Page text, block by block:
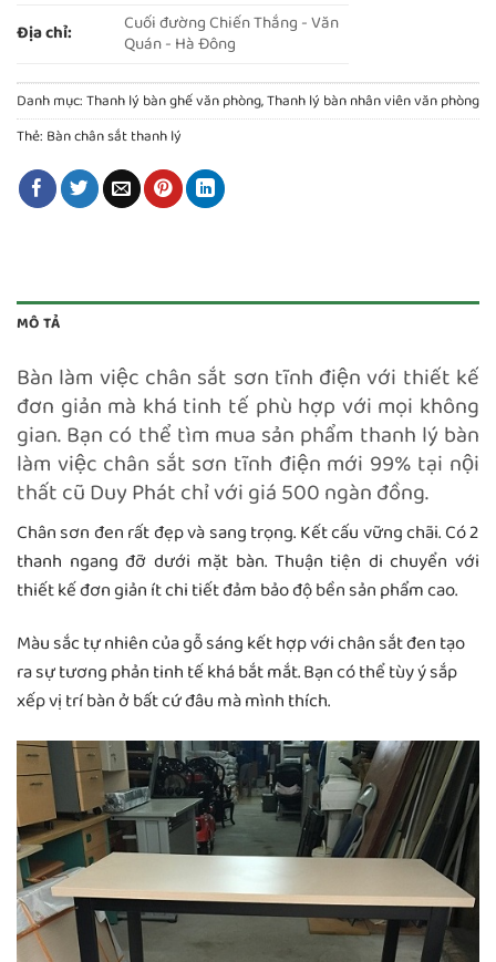
Địa chỉ:
Cuối đường Chiến Thắng - Văn
Quán - Hà Đông
Danh mục:Thanh lý bàn ghế văn phòng,Thanh lý bàn nhân viên văn phòng
Thẻ: Bàn chân sắt thanh lý
MÔ TẢ
Bàn làm việc chân sắt sơn tĩnh điện với thiết kế
đơn giản mà khá tinh tế phù hợp với mọi không
gian. Bạn có thể tìm mua sản phẩm thanh lý bàn
làm việc chân sắt sơn tĩnh điện mới 99% tại nội
thất cũ Duy Phát chỉ với giá 500 ngàn đồng.
Chân sơn đen rất đẹp và sang trọng. Kết cấu vững chãi. Có 2
thanh ngang đỡ dưới mặt bàn. Thuận tiện di chuyển với
thiết kế đơn giản ít chi tiết đảm bảo độ bền sản phẩm cao.
Màu sắc tự nhiên của gỗ sáng kết hợp với chân sắt đen tạo
ra sự tương phản tinh tế khá bắt mắt. Bạn có thể tùy ý sắp
xếp vị trí bàn ở bất cứ đâu mà mình thích.